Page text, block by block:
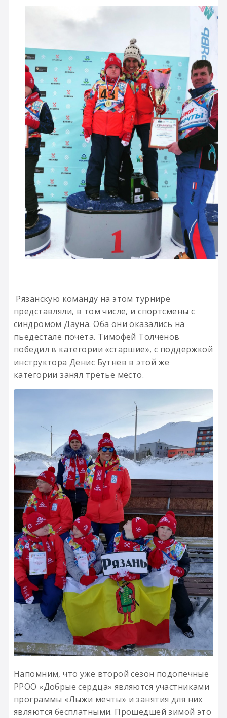
Рязанскую команду на этом турнире
представляли, в том числе, и спортсмены с
синдромом Дауна. Оба они оказались на
пьедестале почета. Тимофей Толченов
победил в категории «старшие», с поддержкой
инструктора Денис Бутнев в этой же
категории занял третье место.
Напомним, что уже второй сезон подопечные
РРОО «Добрые сердца» являются участниками
программы «Лыжи мечты» и занятия для них
являются бесплатными. Прошедшей зимой это